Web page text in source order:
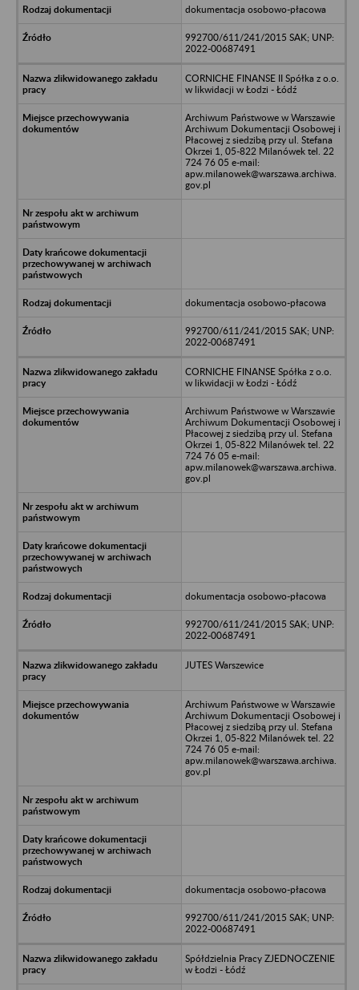
dokumentacja osobowo-płacowa
992700/611/241/2015 SAK; UNP:
2022-00687491
CORNICHE FINANSE II Spółka z o.o.
w likwidacji w Łodzi - Łódź
Archiwum Państwowe w Warszawie
Archiwum Dokumentacji Osobowej i
Płacowej z siedzibą przy ul. Stefana
Okrzei 1, 05-822 Milanówek tel. 22
724 76 05 e-mail:
apw.milanowek@warszawa.archiwa.
gov.pl
dokumentacja osobowo-płacowa
992700/611/241/2015 SAK; UNP:
2022-00687491
CORNICHE FINANSE Spółka z o.o.
w likwidacji w Łodzi - Łódź
Archiwum Państwowe w Warszawie
Archiwum Dokumentacji Osobowej i
Płacowej z siedzibą przy ul. Stefana
Okrzei 1, 05-822 Milanówek tel. 22
724 76 05 e-mail:
apw.milanowek@warszawa.archiwa.
gov.pl
dokumentacja osobowo-płacowa
992700/611/241/2015 SAK; UNP:
2022-00687491
JUTES Warszewice
Archiwum Państwowe w Warszawie
Archiwum Dokumentacji Osobowej i
Płacowej z siedzibą przy ul. Stefana
Okrzei 1, 05-822 Milanówek tel. 22
724 76 05 e-mail:
apw.milanowek@warszawa.archiwa.
gov.pl
dokumentacja osobowo-płacowa
992700/611/241/2015 SAK; UNP:
2022-00687491
Spółdzielnia Pracy ZJEDNOCZENIE
w Łodzi - Łódź